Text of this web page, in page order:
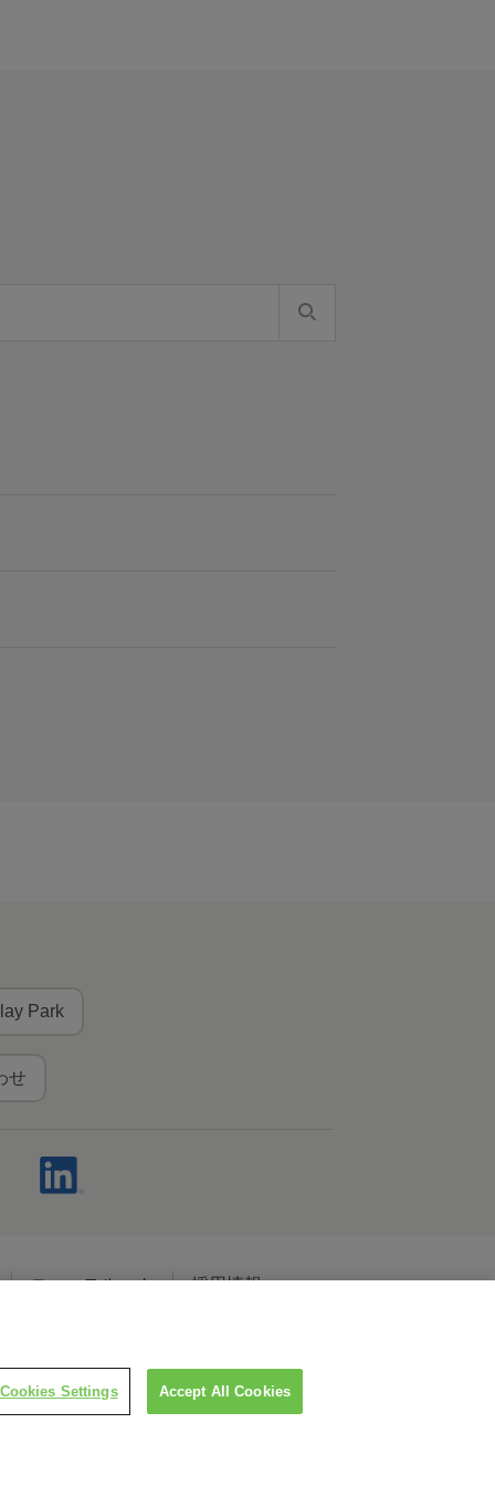
Park
せ
ニュースルーム 採用情報
Cookies Settings Accept All Cookies